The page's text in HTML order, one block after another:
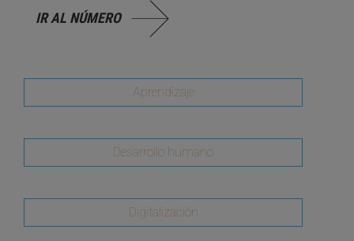
IR AL NÚMERO
Aprendizaje
Desarrollo humano
Digitalización